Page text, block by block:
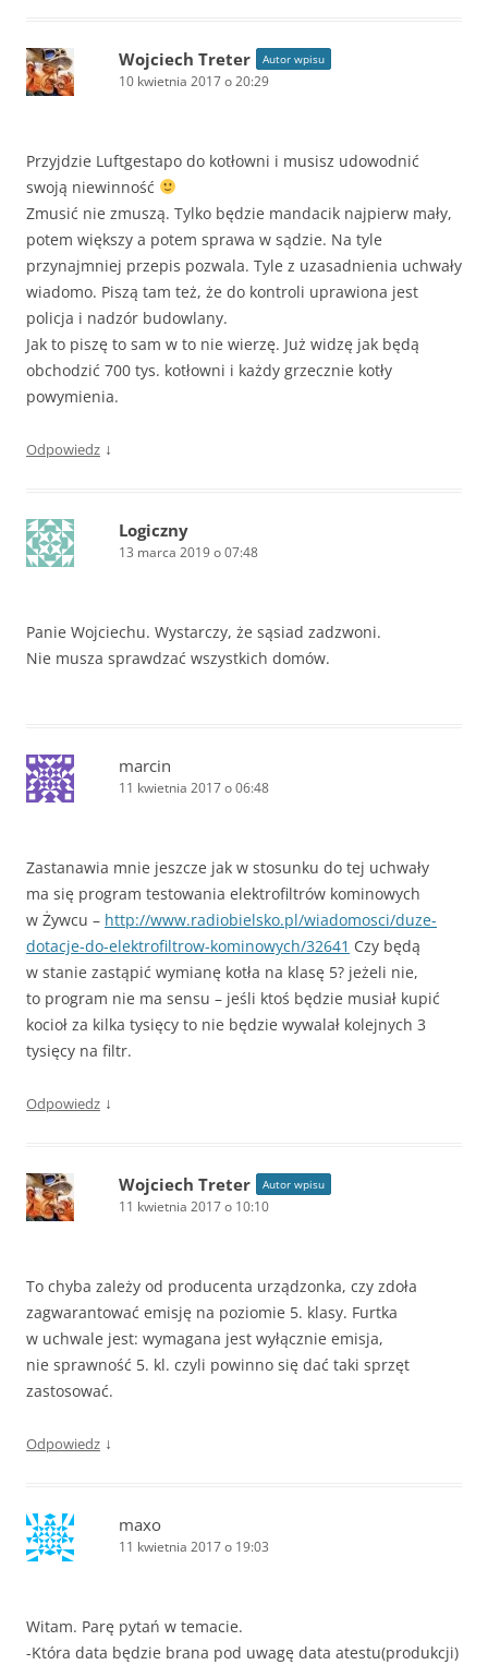
Wojciech Treter Autor wpisu
10 kwietnia 2017 o 20:29
Przyjdzie Luftgestapo do kotłowni i musisz udowodnić
swoją niewinność
Zmusić nie zmuszą. Tylko będzie mandacik najpierw mały,
potem większy a potem sprawa w sądzie. Na tyle
przynajmniej przepis pozwala. Tyle z uzasadnienia uchwały
wiadomo. Piszą tam też, że do kontroli uprawiona jest
policja i nadzór budowlany.
Jak to piszę to sam w to nie wierzę. Już widzę jak będą
obchodzić 700 tys. kotłowni i każdy grzecznie kotły
powymienia.
Odpowiedz ↓
Logiczny
13 marca 2019 o 07:48
Panie Wojciechu. Wystarczy, że sąsiad zadzwoni.
Nie musza sprawdzać wszystkich domów.
marcin
11 kwietnia 2017 o 06:48
Zastanawia mnie jeszcze jak w stosunku do tej uchwały
ma się program testowania elektrofiltrów kominowych
w Żywcu – http://www.radiobielsko.pl/wiadomosci/duze-
dotacje-do-elektrofiltrow-kominowych/32641 Czy będą
w stanie zastąpić wymianę kotła na klasę 5? jeżeli nie,
to program nie ma sensu – jeśli ktoś będzie musiał kupić
kocioł za kilka tysięcy to nie będzie wywalał kolejnych 3
tysięcy na filtr.
Odpowiedz ↓
Wojciech Treter Autor wpisu
11 kwietnia 2017 o 10:10
To chyba zależy od producenta urządzonka, czy zdoła
zagwarantować emisję na poziomie 5. klasy. Furtka
w uchwale jest: wymagana jest wyłącznie emisja,
nie sprawność 5. kl. czyli powinno się dać taki sprzęt
zastosować.
Odpowiedz ↓
maxo
11 kwietnia 2017 o 19:03
Witam. Parę pytań w temacie.
-Która data będzie brana pod uwagę data atestu(produkcji)